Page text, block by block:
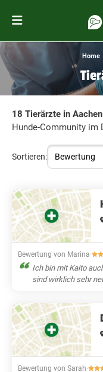
Home
18 Tierärzte in Aachen
Hunde-Community im
Sortieren:
Bewertung von Marina·
Ich bin mit Kaito
sind wirklich sehr
Bewertung von Sarah·